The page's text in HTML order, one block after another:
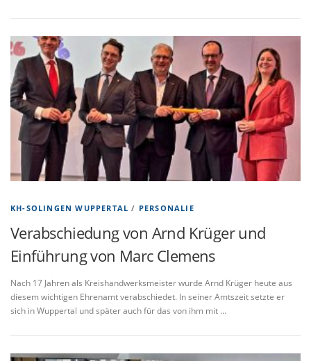
KH-SOLINGEN WUPPERTAL / PERSONALIE
Verabschiedung von Arnd Krüger und
Einführung von Marc Clemens
Nach 17 Jahren als Kreishandwerksmeister wurde Arnd Krüger heute aus
diesem wichtigen Ehrenamt verabschiedet. In seiner Amtszeit setzte er
sich in Wuppertal und später auch für das von ihm mit …